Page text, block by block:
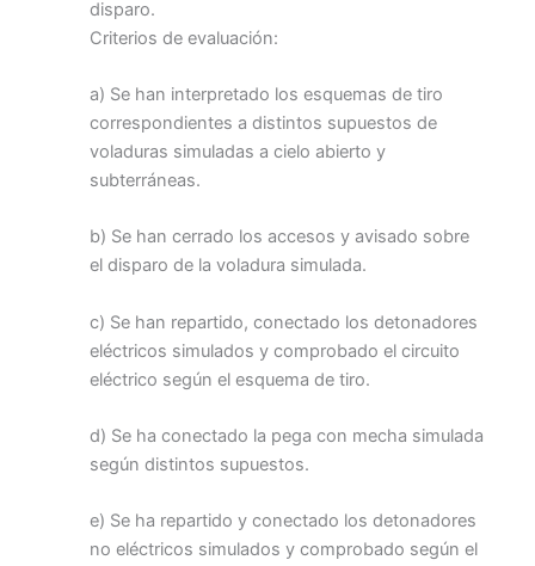
disparo.
Criterios de evaluación:
a) Se han interpretado los esquemas de tiro
correspondientes a distintos supuestos de
voladuras simuladas a cielo abierto y
subterráneas.
b) Se han cerrado los accesos y avisado sobre
el disparo de la voladura simulada.
c) Se han repartido, conectado los detonadores
eléctricos simulados y comprobado el circuito
eléctrico según el esquema de tiro.
d) Se ha conectado la pega con mecha simulada
según distintos supuestos.
e) Se ha repartido y conectado los detonadores
no eléctricos simulados y comprobado según el